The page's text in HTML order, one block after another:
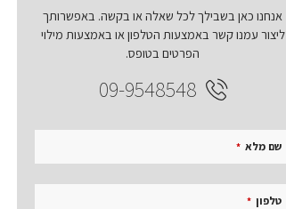
אנחנו כאן בשבילך לכל שאלה או בקשה. באפשרותך
ליצור עמנו קשר באמצעות הטלפון או באמצעות מילוי
הפרטים בטופס.
09-9548548
שם מלא *
טלפון *